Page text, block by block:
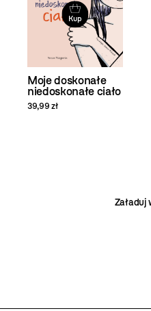
Kup
Moje doskonałe
niedoskonałe ciało
39,99 zł
Załaduj